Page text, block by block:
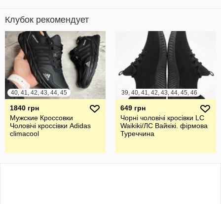
Клубок рекомендует
40, 41, 42, 43, 44, 45
1840 грн
Мужские Кроссовки
Чоловічі кроссівки Adidas
climacool
39, 40, 41, 42, 43, 44, 45, 46
649 грн
Чорні чоловічі кросівки LC
Waikiki/ЛС Вайкікі. фірмова
Туреччина